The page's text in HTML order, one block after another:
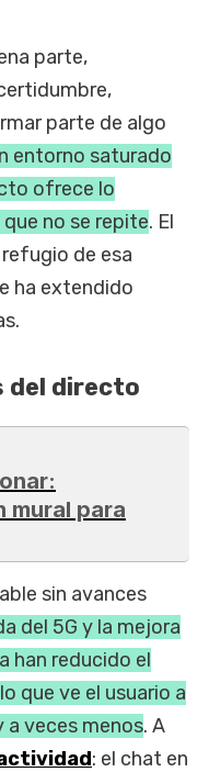
parte,
parte de algo
entorno saturado
ofrece lo
no se repite. El
de esa
ha extendido
del directo
mural para
sin avances
del 5G y la mejora
han reducido el
que ve el usuario a
a veces menos. A
: el chat en